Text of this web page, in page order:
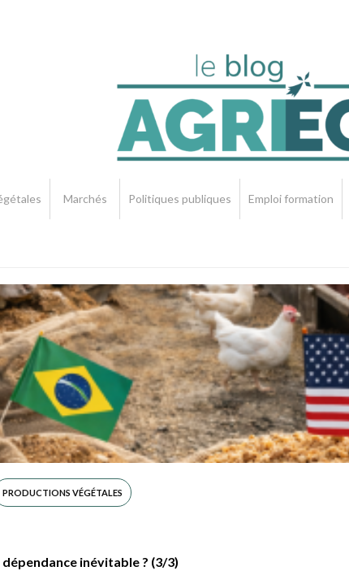
Marchés Politiques publiques Emploi formation
PRODUCTIONS VÉGÉTALES
inévitable ? (3/3)